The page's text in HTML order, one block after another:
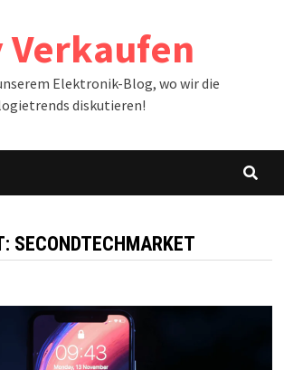
Verkaufen
Elektronik-Blog, wo wir die
diskutieren!
SECONDTECHMARKET